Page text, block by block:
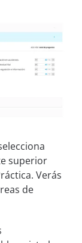
superior
Verás
de